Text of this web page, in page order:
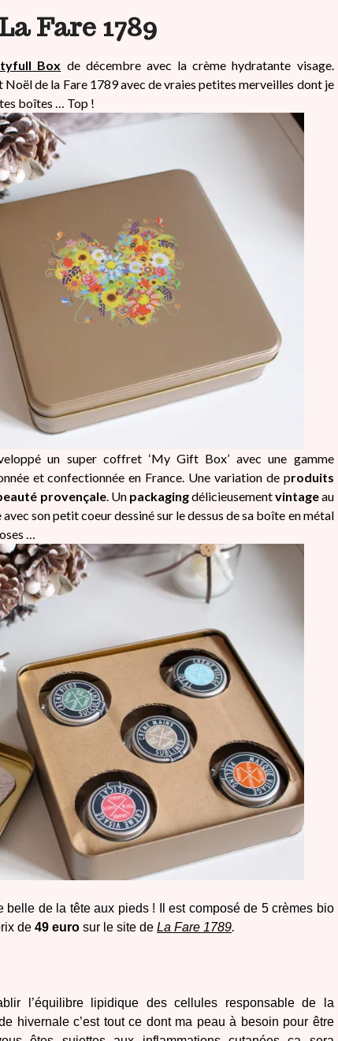
Fare 1789
Box de décembre avec la crème hydratante visage.
de la Fare 1789 avec de vraies petites merveilles dont je
boîtes … Top !
un super coffret ‘My Gift Box’ avec une gamme
et confectionnée en France. Une variation de produits
provençale. Un packagingdélicieusementvintageau
son petit coeur dessiné sur le dessus de sa boîte en métal
…
belle de la tête aux pieds ! Il est composé de 5 crèmes bio
de49 euro sur le site deLa Fare 1789.
l’équilibre lipidique des cellules responsable de la
hivernale c’est tout ce dont ma peau à besoin pour être